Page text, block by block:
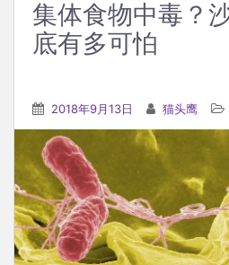
集体食物中毒？
底有多可怕
2018年9月13日 猫头鹰